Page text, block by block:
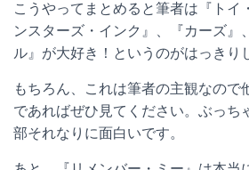
こうやってまとめると筆者は『トイ
ンスターズ・インク』、『カーズ』
ル』が大好き！というのがはっきり
もちろん、これは筆者の主観なので
であればぜひ見てください。ぶっち
部それなりに面白いです。